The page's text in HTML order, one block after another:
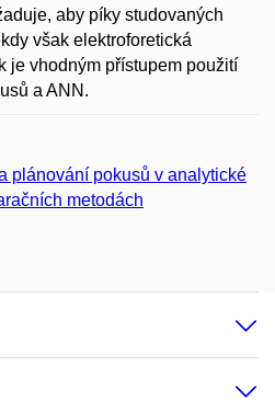
aby píky studovaných
však elektroforetická
je vhodným přístupem použití
a ANN.
plánování pokusů v analytické
metodách